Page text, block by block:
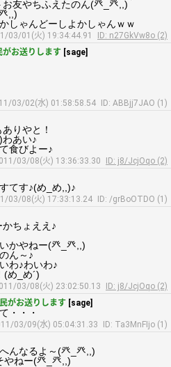
友やちふえたのん(癶_癶,,)
,,)
しゃんどーしよかしゃんｗｗ
03/01(火) 19:34:44.91
ID: n27GkVw8o (2)
お送りします [sage]
03/02(水) 01:58:58.54
ID: ABBjj7JAO (1)
りやと！
あい♪
食びよー♪
03/08(火) 13:36:33.30
ID: j8/JcjOqo (2)
てす♪(め_め,,)♪
03/08(火) 17:33:13.24
ID: /grBoOTDO (1)
ちょええ♪
かやねー(癶_癶,,)
ん～♪
わ♪わいわ♪
(め_め´)
03/08(火) 23:02:50.13
ID: j8/JcjOqo (2)
がお送りします [sage]
・・・
03/09(水) 05:04:31.33
ID: Ta3MnFIjo (1)
んなるよ～(癶_癶,,)
やねー(癶_癶,,)